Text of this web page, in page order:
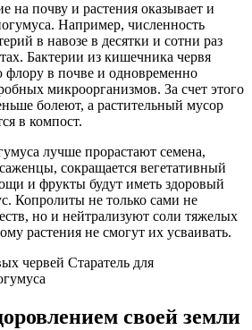
на почву и растения оказывает и
Например, численность
в навозе в десятки и сотни раз
Бактерии из кишечника червя
флору в почве и одновременно
микроорганизмов. За счет этого
болеют, а растительный мусор
в компост.
лучше прорастают семена,
сокращается вегетативный
и фрукты будут иметь здоровый
Копролиты не только сами не
но и нейтрализуют соли тяжелых
растения не смогут их усваивать.
своей земли